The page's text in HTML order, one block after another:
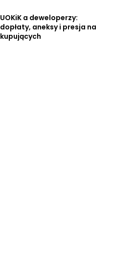
UOKiK a deweloperzy:
dopłaty, aneksy i presja na
kupujących